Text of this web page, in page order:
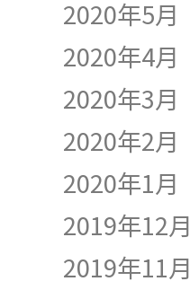
2020年5月
2020年4月
2020年3月
2020年2月
2020年1月
2019年12月
2019年11月